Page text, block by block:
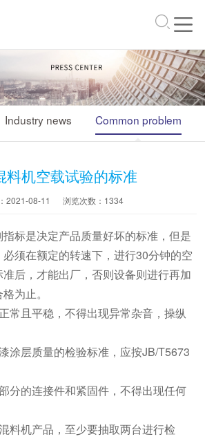
Industry news Common problem
料机空载试验的标准
2021-08-11 浏览次数： 1334
标是决定产品质量好坏的标准，但是
须在额定的转速下，进行30分钟的空
后，才能出厂，否则设备则进行再加
为止。
常且平稳，不得出现异常杂音，操纵
涂层质量的检验标准，应按JB/T5673
分的连接件和紧固件，不得出现任何
料机产品，至少要抽取两台进行检